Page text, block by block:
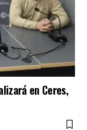
en Ceres,